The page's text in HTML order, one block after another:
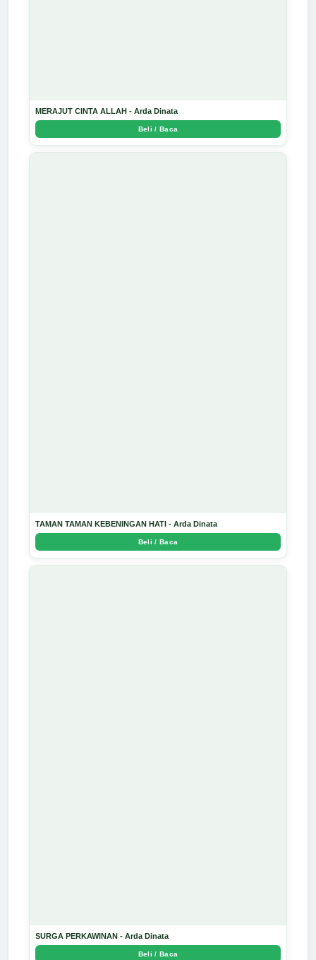
MERAJUT CINTA ALLAH - Arda Dinata
Beli / Baca
TAMAN TAMAN KEBENINGAN HATI - Arda Dinata
Beli / Baca
SURGA PERKAWINAN - Arda Dinata
Beli / Baca